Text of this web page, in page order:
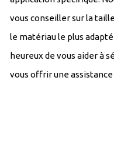
vous conseiller sur la
le matériau le plus
heureux de vous aider à
vous offrir une